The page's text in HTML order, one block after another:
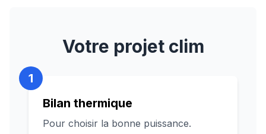
Votre projet clim
1
Bilan thermique
Pour choisir la bonne puissance.